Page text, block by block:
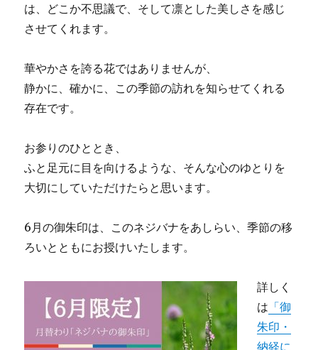
o
o
は、どこか不思議で、そして凛とした美しさを感じ
させてくれます。
華やかさを誇る花ではありませんが、
静かに、確かに、この季節の訪れを知らせてくれる
存在です。
お参りのひととき、
ふと足元に目を向けるような、そんな心のゆとりを
大切にしていただけたらと思います。
6月の御朱印は、このネジバナをあしらい、季節の移
ろいとともにお授けいたします。
詳しく
は 「御
朱印・
納経に